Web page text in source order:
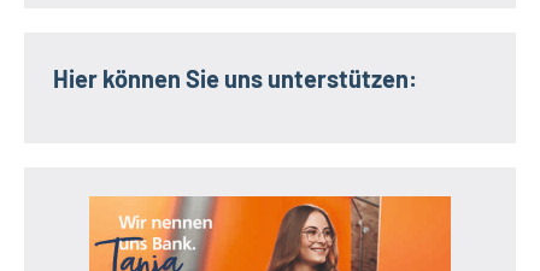
Hier können Sie uns unterstützen: